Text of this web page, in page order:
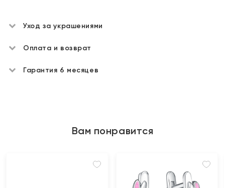
Уход за украшениями
Оплата и возврат
Гарантия 6 месяцев
Вам понравится